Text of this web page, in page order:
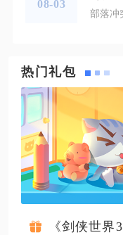
08-03
热门礼包
《剑侠世界